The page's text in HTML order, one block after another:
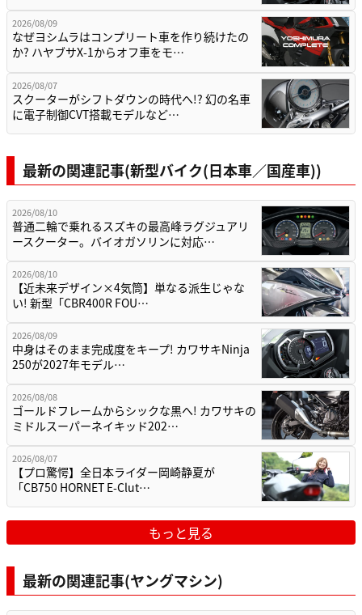
2026/08/09
なぜヨシムラはコンプリート車を作り続けたの
か? ハヤブサX-1からオフ車をモ…
2026/08/07
スクーターがシフトダウンの時代へ!? 幻の名車
に電子制御CVT搭載モデルなど…
最新の関連記事(新型バイク(日本車／国産車))
2026/08/10
普通二輪で乗れるスズキの最高峰ラグジュアリ
ースクーター。バイオガソリンに対応…
2026/08/10
【近未来デザイン×4気筒】単なる派生じゃな
い! 新型「CBR400R FOU…
2026/08/09
中身はそのまま完成度をキープ! カワサキNinja
250が2027年モデル…
2026/08/08
ゴールドフレームからシックな黒へ! カワサキの
ミドルスーパーネイキッド202…
2026/08/07
【プロ驚愕】全日本ライダー岡崎静夏が
「CB750 HORNET E-Clut…
もっと見る
最新の関連記事(ヤングマシン)